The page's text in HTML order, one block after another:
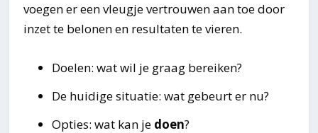
voegen er een vleugje vertrouwen aan toe door
inzet te belonen en resultaten te vieren.
Doelen: wat wil je graag bereiken?
De huidige situatie: wat gebeurt er nu?
Opties: wat kan je doen?